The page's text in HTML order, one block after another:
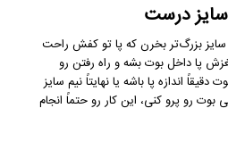
سایز درست
بزرگ‌تر بخرن که پا تو کفش راحت
پا داخل بوت بشه و راه رفتن رو
اندازه پا باشه یا نهایتاً نیم سایز
رو پرو کنی، این کار رو حتماً انجام